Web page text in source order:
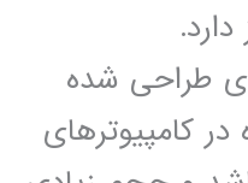
ای طراحی شده
کامپيوترھای